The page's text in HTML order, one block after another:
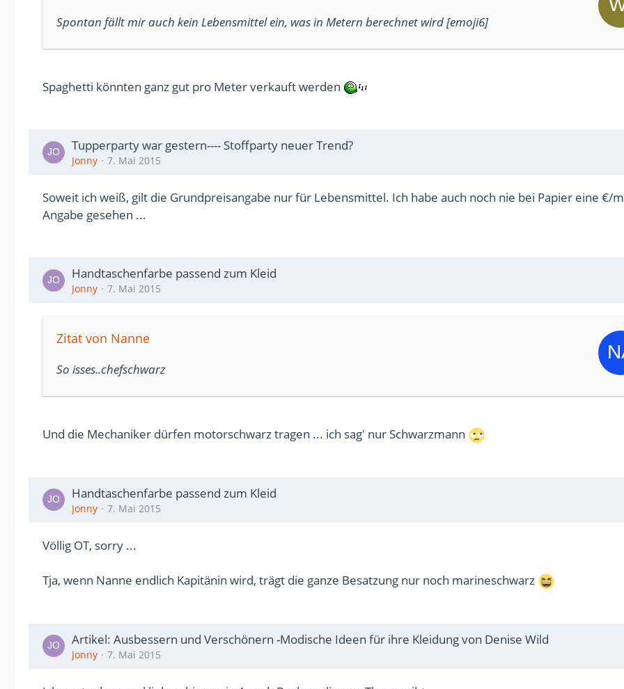
Spontan fällt mir auch kein Lebensmittel ein, was in Metern berechnet wird [emoji6]
Spaghetti könnten ganz gut pro Meter verkauft werden
Tupperparty war gestern---- Stoffparty neuer Trend?
Jonny 7. Mai 2015
Soweit ich weiß, gilt die Grundpreisangabe nur für Lebensmittel. Ich habe auch noch nie bei Papier eine €/
Angabe gesehen ...
Handtaschenfarbe passend zum Kleid
Jonny 7. Mai 2015
Zitat von Nanne
So isses..chefschwarz
Und die Mechaniker dürfen motorschwarz tragen ... ich sag' nur Schwarzmann
Handtaschenfarbe passend zum Kleid
Jonny 7. Mai 2015
Völlig OT, sorry ...
Tja, wenn Nanne endlich Kapitänin wird, trägt die ganze Besatzung nur noch marineschwarz
Artikel: Ausbessern und Verschönern -Modische Ideen für ihre Kleidung von Denise Wild
Jonny 7. Mai 2015